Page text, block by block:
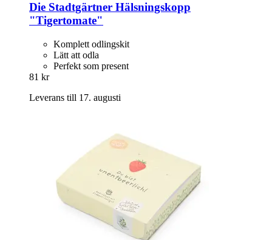
Die Stadtgärtner Hälsningskopp
"Tigertomate"
Komplett odlingskit
Lätt att odla
Perfekt som present
81 kr
Leverans till 17. augusti